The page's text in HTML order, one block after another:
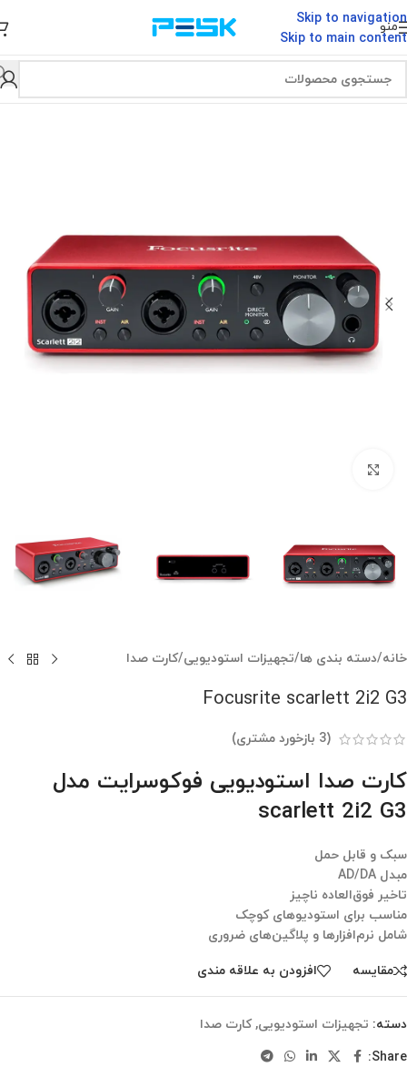
Skip to navigation
Skip to main content
منو
خانه/دسته بندی ها/تجهیزات استودیویی/کارت صدا
Focusrite scarlett 2i2 G3
(
3 بازخورد مشتری)
کارت صدا استودیویی فوکوسرایت مدل
scarlett 2i2 G3
سبک و قابل حمل
مبدل AD/DA
تاخیر فوق‌العاده ناچیز
مناسب برای استودیوهای کوچک
شامل نرم‌افزارها و پلاگین‌های ضروری
مقایسه افزودن به علاقه مندی
دسته: تجهیزات استودیویی, کارت صدا
Share: